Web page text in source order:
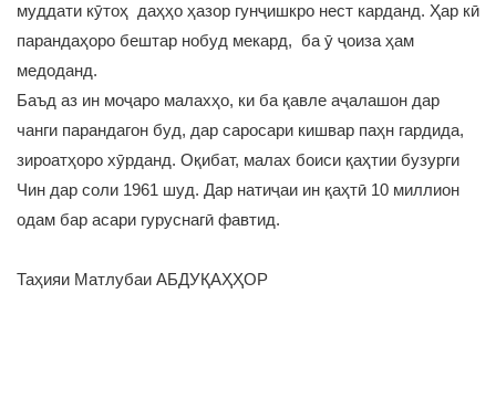
муддати кӯтоҳ даҳҳо ҳазор гунҷишкро нест карданд. Ҳар кӣ
парандаҳоро бештар нобуд мекард, ба ӯ ҷоиза ҳам
медоданд.
Баъд аз ин моҷаро малахҳо, ки ба қавле аҷалашон дар
чанги парандагон буд, дар саросари кишвар паҳн гардида,
зироатҳоро хӯрданд. Оқибат, малах боиси қаҳтии бузурги
Чин дар соли 1961 шуд. Дар натиҷаи ин қаҳтӣ 10 миллион
одам бар асари гуруснагӣ фавтид.
Таҳияи Матлубаи АБДУҚАҲҲОР